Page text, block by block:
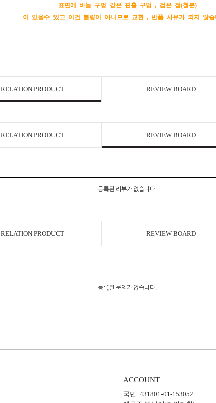
표면에 바늘 구멍 같은 핀홀 구멍 , 검은 점(철분)
이 있을수 있고 이건 불량이 아니므로 교환 , 반품 사유가 되지 않습
RELATION PRODUCT REVIEW BOARD
RELATION PRODUCT REVIEW BOARD
등록된 리뷰가 없습니다.
RELATION PRODUCT REVIEW BOARD
등록된 문의가 없습니다.
ACCOUNT
국민 431801-01-153052